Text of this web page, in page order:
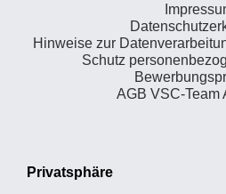
Hinweise zur
Schutz
AGB VSC-Team
Privatsphäre